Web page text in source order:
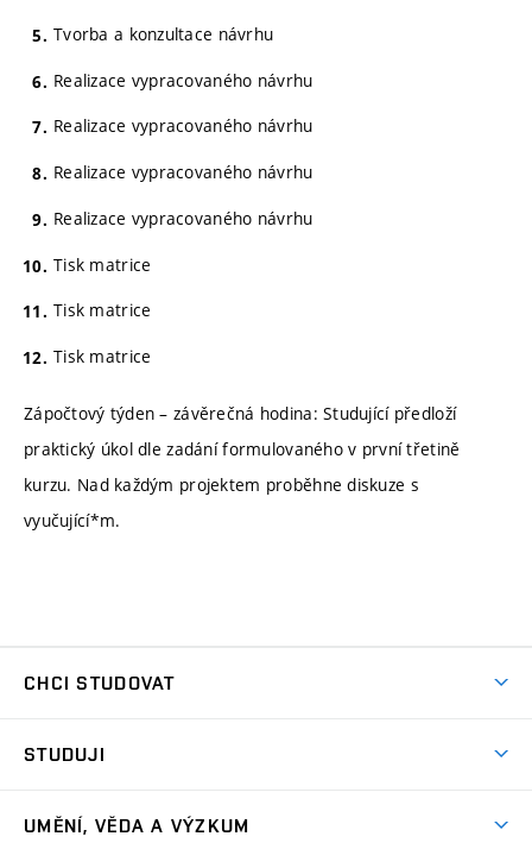
Tvorba a konzultace návrhu
Realizace vypracovaného návrhu
Realizace vypracovaného návrhu
Realizace vypracovaného návrhu
Realizace vypracovaného návrhu
Tisk matrice
Tisk matrice
Tisk matrice
Zápočtový týden – závěrečná hodina: Studující předloží
praktický úkol dle zadání formulovaného v první třetině
kurzu. Nad každým projektem proběhne diskuze s
vyučující*m.
CHCI STUDOVAT
Přijímačky
STUDUJI
UMĚNÍ, VĚDA A VÝZKUM